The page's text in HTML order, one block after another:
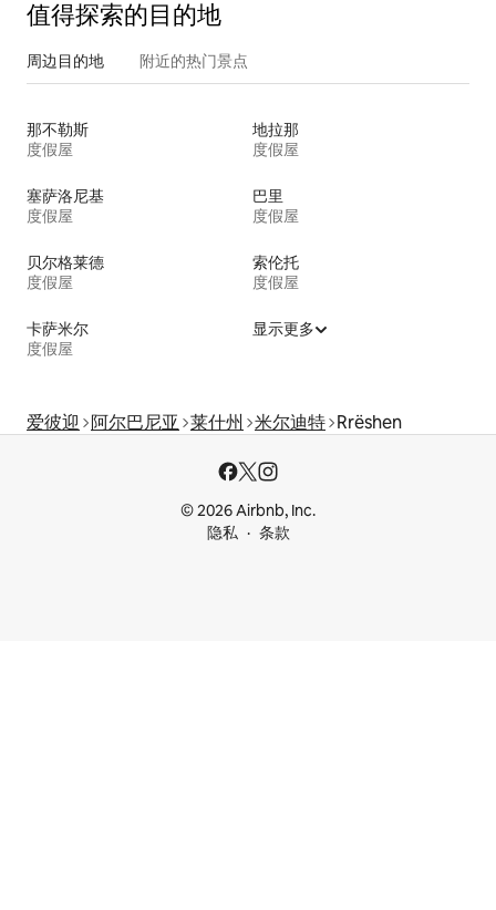
值得探索的目的地
周边目的地 附近的热门景点
那不勒斯
度假屋
地拉那
度假屋
塞萨洛尼基
度假屋
巴里
度假屋
贝尔格莱德
度假屋
索伦托
度假屋
卡萨米尔
度假屋
显示更多
爱彼迎 阿尔巴尼亚 莱什州 米尔迪特 Rrëshen
© 2026 Airbnb, Inc.
隐私
条款